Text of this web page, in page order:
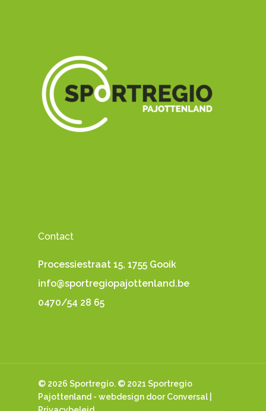
Contact
Processiestraat 15, 1755 Gooik
info@sportregiopajottenland.be
0470/54 28 65
© 2026 Sportregio. © 2021 Sportregio
Pajottenland - webdesign door Conversal |